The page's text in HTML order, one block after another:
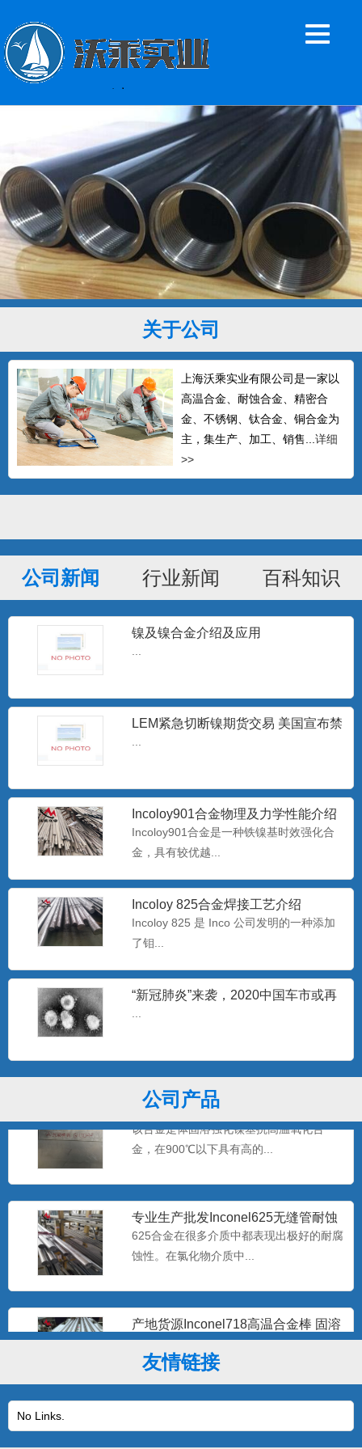
关于公司
上海沃乘实业有限公司是一家以
高温合金、耐蚀合金、精密合
金、不锈钢、钛合金、铜合金为
主，集生产、加工、销售... 详细
>>
公司新闻 行业新闻 百科知识
镍及镍合金介绍及应用
LEM紧急切断镍期货交易 美国宣布禁
Incoloy901合金物理及力学性能介绍
Incoloy901合金是一种铁镍基时效强化合
金，具有较优越...
Incoloy 825合金焊接工艺介绍
Incoloy 825 是 Inco 公司发明的一种添加
了钼...
“新冠肺炎”来袭，2020中国车市或再
公司产品
GH605钴基高温合金棒 L605钴基焊
条 Haynes
可以生产δ≤14mm的热轧中板、δ≤4mm的
冷轧板材、δ0....
Hastelloy C-276无缝管 哈氏合金C-
276毛
Hastelloy C-276 对氧化性和中等还原性腐
批发Monel400铜镍合金管 蒙乃尔
N04400耐腐蚀合
Monel400是一种用量最大、用途最广、综
白铜是以镍为主要添加元素的铜基合金，
呈银白色，有金属光泽，故...
Hastelloy C-2
哈氏C-276合是一种含钨的镍-铬-钼合金，
极低的硅碳含量，...
海恩斯Haynes230-W 镍基合金带材
Haynes2
230合金含镍、铬、钨和钼，具有优良的高
温强度，即使长时间暴...
库存GH3030镍铬合金棒GH3030高
温合金带材GH30
GH3030固溶强化型高温合金是早期发展的
优质GH3044高温镍基合金棒GH44合
金板现货 gh30
该合金是体固溶强化镍基抗高温氧化合
金，在900℃以下具有高的...
专业生产批发Inconel625无缝管耐蚀
2.4856镍基
625合金在很多介质中都表现出极好的耐腐
蚀性。在氯化物介质中...
产地货源Inconel718高温合金棒 固溶
时效2.466
该合金在-253～700℃温度范围内具有良好
的综合性能,65...
友情链接
No Links.